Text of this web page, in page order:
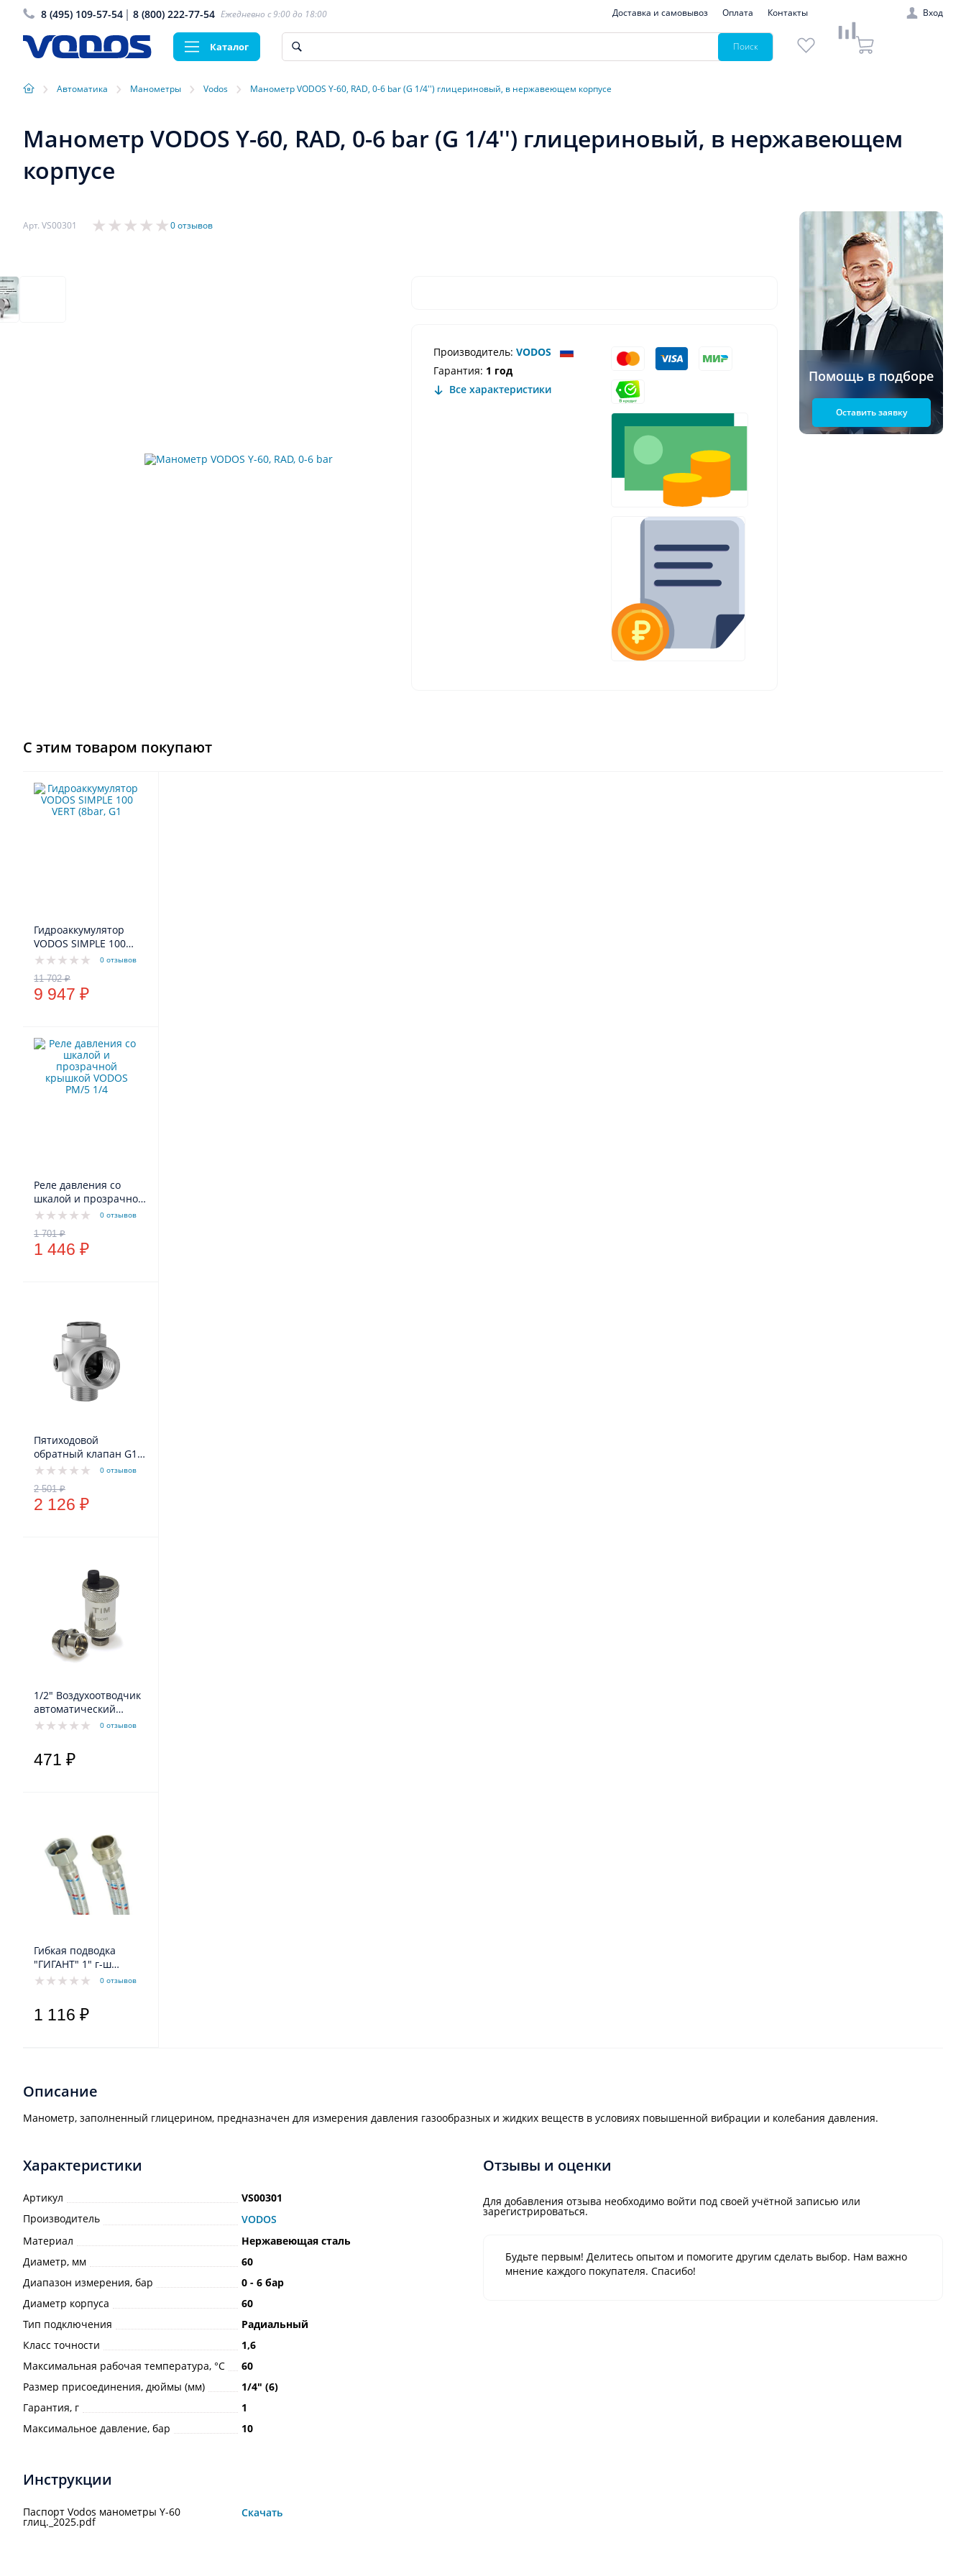
8 (495) 109-57-54 8 (800) 222-77-54 Ежедневно с 9:00 до 18:00 Доставка и самовывоз Оплата Контакты Вход
Каталог Поиск
› Автоматика › Манометры › Vodos › Манометр VODOS Y-60, RAD, 0-6 bar (G 1/4'') глицериновый, в нержавеющем корпусе
Манометр VODOS Y-60, RAD, 0-6 bar (G 1/4'') глицериновый, в нержавеющем
корпусе
Арт. VS00301 0 отзывов
Производитель: VODOS
Гарантия: 1 год
Все характеристики
Помощь в подборе
Оставить заявку
С этим товаром покупают
Гидроаккумулятор
VODOS SIMPLE 100
VERT (8bar, G1", +99°C,
Italy)
0 отзывов
9 947 ₽
Реле давления со
шкалой и прозрачной
крышкой VODOS PM/5
IP44
0 отзывов
1 446 ₽
Пятиходовой
обратный клапан G1"
(DN25)
0 отзывов
2 126 ₽
1/2" Воздухоотводчик
автоматический
компактный с
хромированный
0 отзывов
471 ₽
Гибкая подводка
"ГИГАНТ" 1" г-ш
прямая 60 см0 отзывов
1 116 ₽
Описание
Манометр, заполненный глицерином, предназначен для измерения давления газообразных и жидких веществ в условиях повышенной вибрации и колебания давления.
Характеристики
Артикул
VS00301
Производитель
VODOS
Материал
Нержавеющая сталь
Диаметр, мм
60
Диапазон измерения, бар
0 - 6 бар
Диаметр корпуса
60
Тип подключения
Радиальный
Класс точности
1,6
Максимальная рабочая температура, °С
60
Размер присоединения, дюймы (мм)
1/4ʺ (6)
Гарантия, г
1
Максимальное давление, бар
10
Инструкции
Паспорт Vodos манометры Y-60
глиц._2025.pdf
Скачать
Отзывы и оценки
Для добавления отзыва необходимо войти под своей учётной записью или
зарегистрироваться.
Будьте первым! Делитесь опытом и помогите другим сделать выбор. Нам важно
мнение каждого покупателя. Спасибо!